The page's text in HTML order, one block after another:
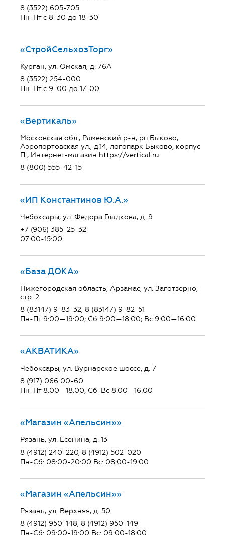
8 (3522) 605-705
Пн-Пт с 8-30 до 18-30
«СтройСельхозТорг»
Курган, ул. Омская, д. 76А
8 (3522) 254-000
Пн-Пт с 9-00 до 17-00
«Вертикаль»
Московская обл., Раменский р-н, рп Быково,
Аэропортовская ул., д.14, логопарк Быково, корпус
П , Интернет-магазин https://vertical.ru
8 (800) 555-42-15
«ИП Константинов Ю.А.»
Чебоксары, ул. Фёдора Гладкова, д. 9
+7 (906) 385-25-32
07:00-15:00
«База ДОКА»
Нижегородская область, Арзамас, ул. Заготзерно,
стр. 2
8 (83147) 9-83-32, 8 (83147) 9-82-51
Пн-Пт 9:00—19:00; Сб 9:00—18:00; Вс 9:00—16:00
«АКВАТИКА»
Чебоксары, ул. Вурнарское шоссе, д. 7
8 (917) 066 00-60
Пн-Пт 8:00—18:00; Сб-Вс 8:00—16:00
«Магазин «Апельсин»»
Рязань, ул. Есенина, д. 13
8 (4912) 240-220, 8 (4912) 502-020
Пн-Сб: 08:00-20:00 Вс: 08:00-19:00
«Магазин «Апельсин»»
Рязань, ул. Верхняя, д. 50
8 (4912) 950-148, 8 (4912) 950-149
Пн-Сб: 09:00-19:00 Вс: 09:00-18:00